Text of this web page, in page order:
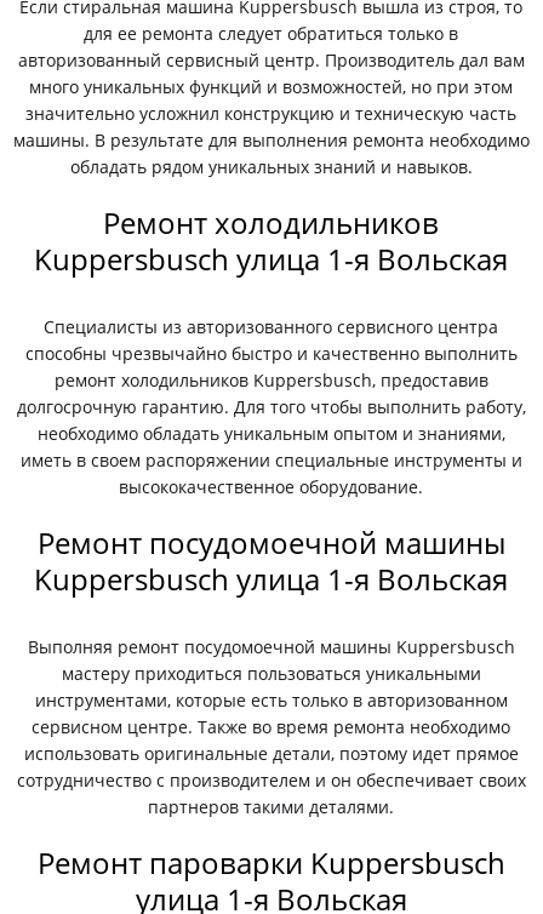
Если стиральная машина Kuppersbusch вышла из строя, то
для ее ремонта следует обратиться только в
авторизованный сервисный центр. Производитель дал вам
много уникальных функций и возможностей, но при этом
значительно усложнил конструкцию и техническую часть
машины. В результате для выполнения ремонта необходимо
обладать рядом уникальных знаний и навыков.
Ремонт холодильников
Kuppersbusch улица 1-я Вольская
Специалисты из авторизованного сервисного центра
способны чрезвычайно быстро и качественно выполнить
ремонт холодильников Kuppersbusch, предоставив
долгосрочную гарантию. Для того чтобы выполнить работу,
необходимо обладать уникальным опытом и знаниями,
иметь в своем распоряжении специальные инструменты и
высококачественное оборудование.
Ремонт посудомоечной машины
Kuppersbusch улица 1-я Вольская
Выполняя ремонт посудомоечной машины Kuppersbusch
мастеру приходиться пользоваться уникальными
инструментами, которые есть только в авторизованном
сервисном центре. Также во время ремонта необходимо
использовать оригинальные детали, поэтому идет прямое
сотрудничество с производителем и он обеспечивает своих
партнеров такими деталями.
Ремонт пароварки Kuppersbusch
улица 1-я Вольская